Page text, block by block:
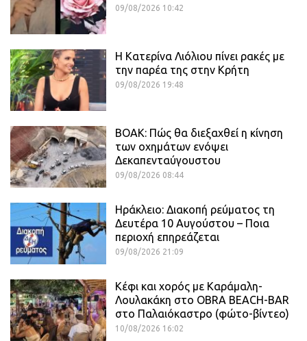
09/08/2026 10:42
Η Κατερίνα Λιόλιου πίνει ρακές με
την παρέα της στην Κρήτη
09/08/2026 19:48
ΒΟΑΚ: Πώς θα διεξαχθεί η κίνηση
των οχημάτων ενόψει
Δεκαπενταύγουστου
09/08/2026 08:44
Ηράκλειο: Διακοπή ρεύματος τη
Δευτέρα 10 Αυγούστου – Ποια
περιοχή επηρεάζεται
09/08/2026 21:09
Κέφι και χορός με Καράμαλη-
Λουλακάκη στο OBRA BEACH-BAR
στο Παλαιόκαστρο (φώτο-βίντεο)
10/08/2026 16:02